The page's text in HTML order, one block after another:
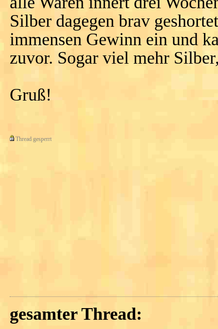
Silber dagegen brav
immensen Gewinn ein und
zuvor. Sogar viel mehr
Gruß!
Thread gesperrt
gesamter Thread: